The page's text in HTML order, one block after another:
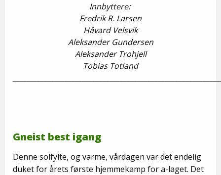
Innbyttere:
Fredrik R. Larsen
Håvard Velsvik
Aleksander Gundersen
Aleksander Trohjell
Tobias Totland
Gneist best igang
Denne solfylte, og varme, vårdagen var det endelig
duket for årets første hjemmekamp for a-laget. Det